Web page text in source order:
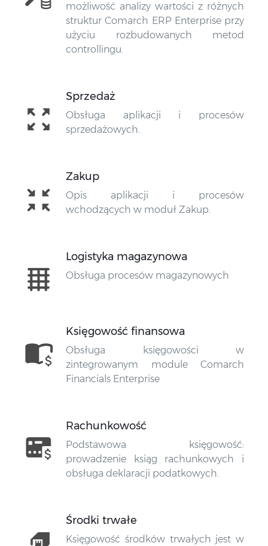
możliwość analizy wartości z różnych
struktur Comarch ERP Enterprise przy
użyciu rozbudowanych metod
controllingu.
Sprzedaż
Obsługa aplikacji i procesów
sprzedażowych.
Zakup
Opis aplikacji i procesów
wchodzących w moduł Zakup.
Logistyka magazynowa
Obsługa procesów magazynowych
Księgowość finansowa
Obsługa księgowości w
zintegrowanym module Comarch
Financials Enterprise
Rachunkowość
Podstawowa księgowość:
prowadzenie ksiąg rachunkowych i
obsługa deklaracji podatkowych.
Środki trwałe
Księgowość środków trwałych jest w